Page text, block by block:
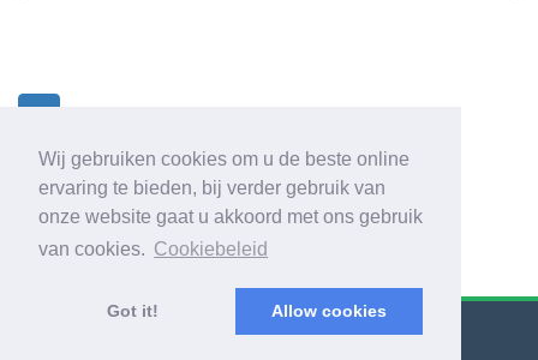
Wij gebruiken cookies om u de beste online
ervaring te bieden, bij verder gebruik van
onze website gaat u akkoord met ons gebruik
van cookies. Cookiebeleid
Got it! Allow cookies
1
© Export Worldwide 2026